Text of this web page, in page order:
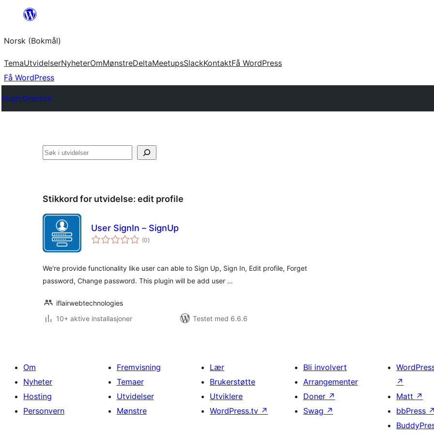
Hopp
innhold
Norsk (Bokmål)
TemaUtvidelserNyheterOmMønstreDeltaMeetupsSlackKontaktFå WordPress
Få WordPress
Plugin Directory
Søk
Stikkord for utvidelse: edit profile
User SignIn – SignUp
(0totale
vurderinger
)
We're provide functionality like user can able to Sign Up, Sign In, Edit profile, Forget
password, Change password. This plugin will be add user …
iflairwebtechnologies
10+ aktive installasjoner
Testet med 6.6.6
Om
Nyheter
Hosting
Personvern
Fremvisning
Temaer
Utvidelser
Mønstre
Lær
Brukerstøtte
Utviklere
WordPress.tv ↗
Bli involvert
Arrangementer
Doner ↗
Swag ↗
↗
Matt ↗
bbPress ↗